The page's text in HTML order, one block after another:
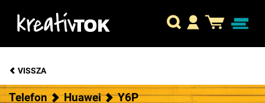
VISSZA
Telefon Huawei Y6P